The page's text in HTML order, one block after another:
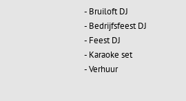
- Bruiloft DJ
- Bedrijfsfeest DJ
- Feest DJ
- Karaoke set
- Verhuur